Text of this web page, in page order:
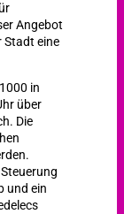
Angebot
Stadt eine
in
über
Die
und ein